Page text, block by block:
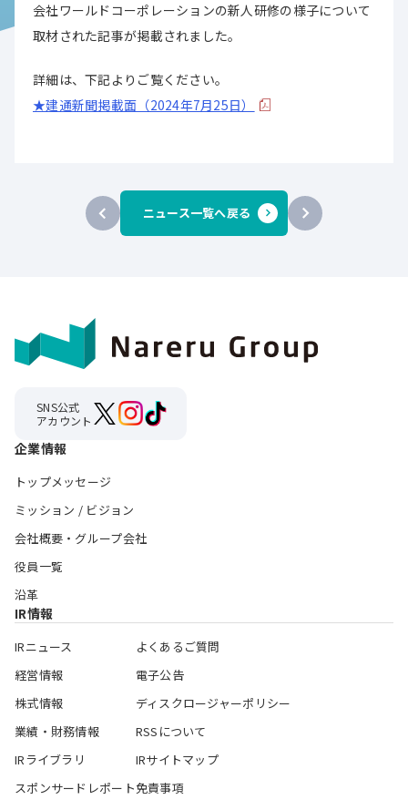
会社ワールドコーポレーションの新人研修の様子について
取材された記事が掲載されました。
詳細は、下記よりご覧ください。
★建通新聞掲載面（2024年7月25日）
ニュース一覧へ戻る
SNS公式
アカウント
企業情報
トップメッセージ
ミッション / ビジョン
会社概要・グループ会社
役員一覧
沿革
IR情報
IRニュース
経営情報
株式情報
業績・財務情報
IRライブラリ
スポンサードレポート
よくあるご質問
電子公告
ディスクロージャーポリシー
RSSについて
IRサイトマップ
免責事項